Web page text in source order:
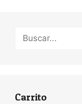
Buscar:
Carrito